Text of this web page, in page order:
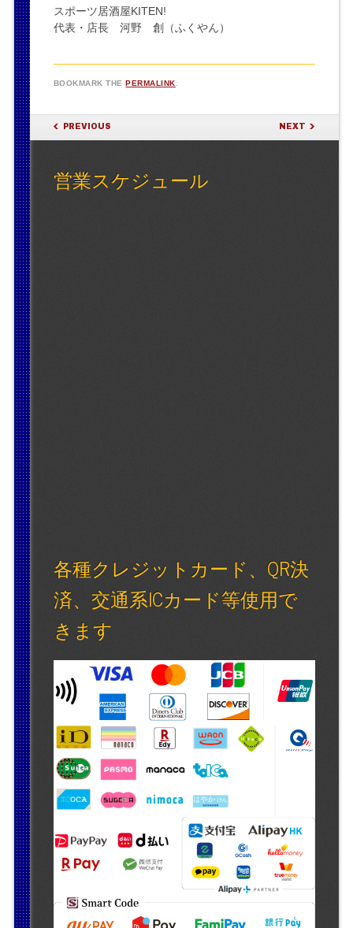
スポーツ居酒屋KITEN!
代表・店長 河野 創（ふくやん）
BOOKMARK THEPERMALINK
POST NAVIGATION
PREVIOUS NEXT
営業スケジュール
各種クレジットカード、QR決
済、交通系ICカード等使用で
きます